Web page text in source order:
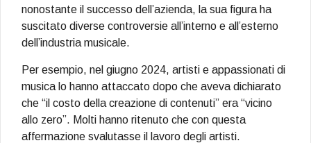
nonostante il successo dell’azienda, la sua figura ha
suscitato diverse controversie all’interno e all’esterno
dell’industria musicale.
Per esempio, nel giugno 2024, artisti e appassionati di
musica lo hanno attaccato dopo che aveva dichiarato
che “il costo della creazione di contenuti” era “vicino
allo zero”. Molti hanno ritenuto che con questa
affermazione svalutasse il lavoro degli artisti.